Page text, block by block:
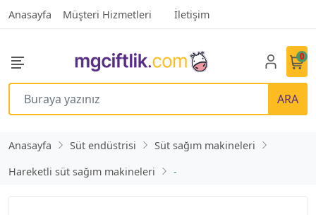
Anasayfa Müşteri Hizmetleri İletişim
ARA
0
Anasayfa Süt endüstrisi
Süt sağım makineleri
Hareketli süt sağım makineleri
-